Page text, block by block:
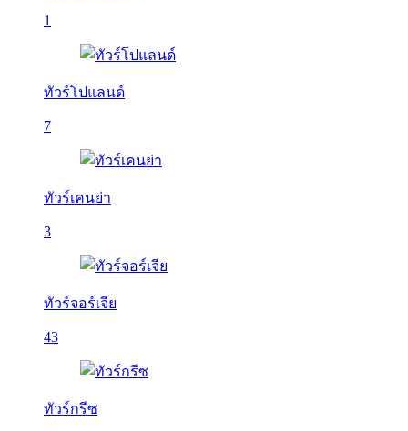
1
ทัวร์โปแลนด์
7
ทัวร์เคนย่า
3
ทัวร์จอร์เจีย
43
ทัวร์กรีซ